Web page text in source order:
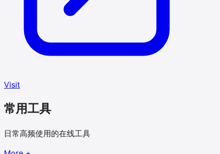
Visit
常用工具
日常高频使用的在线工具